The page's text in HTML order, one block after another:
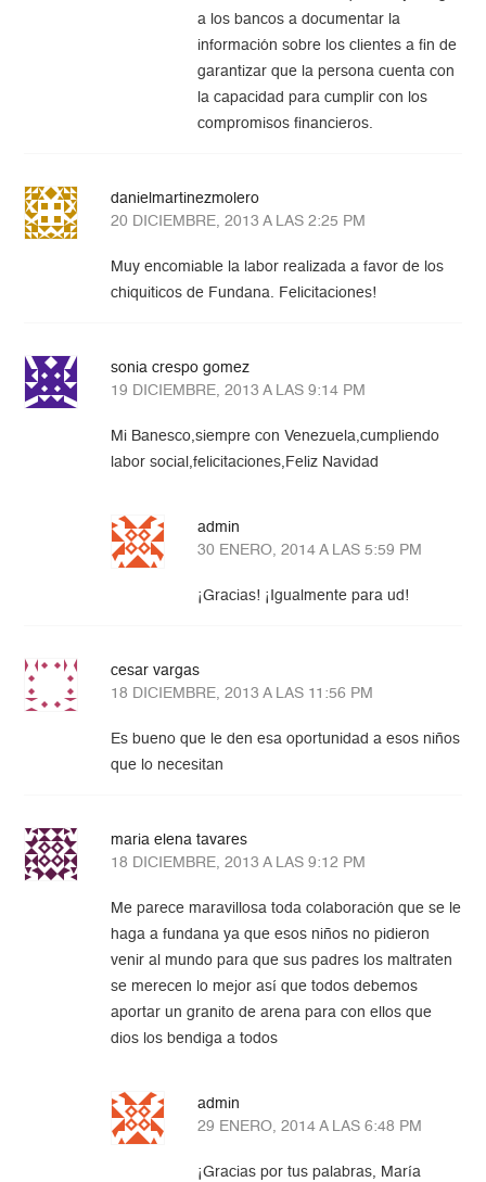
a los bancos a documentar la
información sobre los clientes a fin de
garantizar que la persona cuenta con
la capacidad para cumplir con los
compromisos financieros.
danielmartinezmolero
20 DICIEMBRE, 2013 A LAS 2:25 PM
Muy encomiable la labor realizada a favor de los
chiquiticos de Fundana. Felicitaciones!
sonia crespo gomez
19 DICIEMBRE, 2013 A LAS 9:14 PM
Mi Banesco,siempre con Venezuela,cumpliendo
labor social,felicitaciones,Feliz Navidad
admin
30 ENERO, 2014 A LAS 5:59 PM
¡Gracias! ¡Igualmente para ud!
cesar vargas
18 DICIEMBRE, 2013 A LAS 11:56 PM
Es bueno que le den esa oportunidad a esos niños
que lo necesitan
maria elena tavares
18 DICIEMBRE, 2013 A LAS 9:12 PM
Me parece maravillosa toda colaboración que se le
haga a fundana ya que esos niños no pidieron
venir al mundo para que sus padres los maltraten
se merecen lo mejor así que todos debemos
aportar un granito de arena para con ellos que
dios los bendiga a todos
admin
29 ENERO, 2014 A LAS 6:48 PM
¡Gracias por tus palabras, María